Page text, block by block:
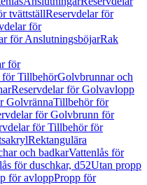
tvättställReservdelar för
för
för AnslutningsböjarRak
för
för TillbehörGolvbrunnar och
Reservdelar för Golvavlopp
GolvrännaTillbehör för
för Golvbrunn för
för Tillbehör för
Rektangulära
och badkarVattenlås för
för duschkar, d52Utan propp
för avloppPropp för